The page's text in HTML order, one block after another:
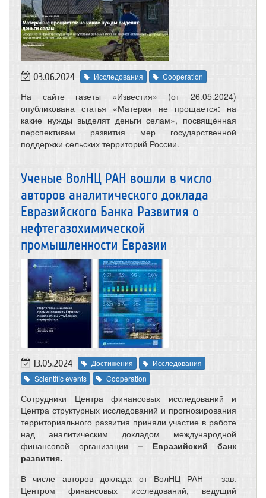
03.06.2024 Исследования Cooperation
На сайте газеты «Известия» (от 26.05.2024)
опубликована статья «Матерая не прощается: на
какие нужды выделят деньги селам», посвящённая
перспективам развития мер государственной
поддержки сельских территорий России.
Ученые ВолНЦ РАН вошли в число
авторов аналитического доклада
Евразийского Банка Развития о
нефтегазохимической
промышленности Евразии
13.05.2024 Достижения
Исследования
Scientific events
Cooperation
Сотрудники Центра финансовых исследований и
Центра структурных исследований и прогнозирования
территориального развития приняли участие в работе
над аналитическим докладом международной
финансовой организации– Евразийский банк
развития.
В числе авторов доклада от ВолНЦ РАН – зав.
Центром финансовых исследований, ведущий